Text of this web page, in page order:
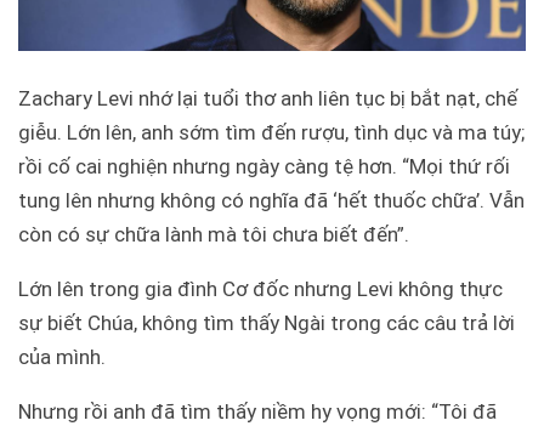
Zachary Levi nhớ lại tuổi thơ anh liên tục bị bắt nạt, chế
giễu. Lớn lên, anh sớm tìm đến rượu, tình dục và ma túy;
rồi cố cai nghiện nhưng ngày càng tệ hơn. “Mọi thứ rối
tung lên nhưng không có nghĩa đã ‘hết thuốc chữa’. Vẫn
còn có sự chữa lành mà tôi chưa biết đến”.
Lớn lên trong gia đình Cơ đốc nhưng Levi không thực
sự biết Chúa, không tìm thấy Ngài trong các câu trả lời
của mình.
Nhưng rồi anh đã tìm thấy niềm hy vọng mới: “Tôi đã